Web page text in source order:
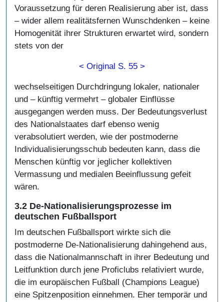
Voraussetzung für deren Realisierung aber ist, dass
– wider allem realitätsfernen Wunschdenken – keine
Homogenität ihrer Strukturen erwartet wird, sondern
stets von der
< Original S. 55 >
wechselseitigen Durchdringung lokaler, nationaler
und – künftig vermehrt – globaler Einflüsse
ausgegangen werden muss. Der Bedeutungsverlust
des Nationalstaates darf ebenso wenig
verabsolutiert werden, wie der postmoderne
Individualisierungsschub bedeuten kann, dass die
Menschen künftig vor jeglicher kollektiven
Vermassung und medialen Beeinflussung gefeit
wären.
3.2 De-Nationalisierungsprozesse im
deutschen Fußballsport
Im deutschen Fußballsport wirkte sich die
postmoderne De-Nationalisierung dahingehend aus,
dass die Nationalmannschaft in ihrer Bedeutung und
Leitfunktion durch jene Proficlubs relativiert wurde,
die im europäischen Fußball (Champions League)
eine Spitzenposition einnehmen. Eher temporär und